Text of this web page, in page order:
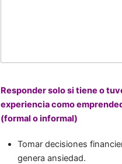
Responder solo si tiene o
experiencia como
(formal o informal)
Tomar decisiones
genera ansiedad.